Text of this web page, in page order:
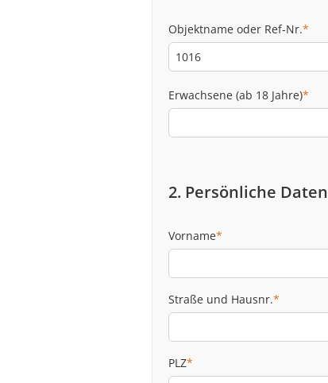
Objektname oder Ref-Nr.*
Erwachsene (ab 18 Jahre)*
2. Persönliche Daten
Vorname*
Straße und Hausnr.*
PLZ*